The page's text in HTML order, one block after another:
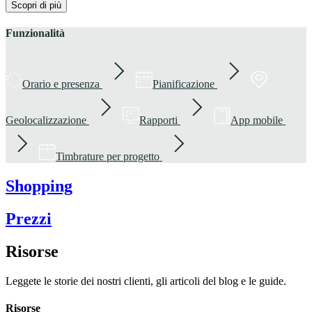
Scopri di più
Funzionalità
Orario e presenza Pianificazione
Geolocalizzazione Rapporti App mobile
Timbrature per progetto
Shopping
Prezzi
Risorse
Leggete le storie dei nostri clienti, gli articoli del blog e le guide.
Risorse